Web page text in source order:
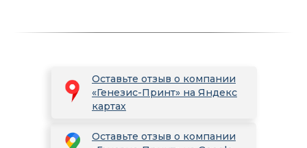
Оставьте отзыв о компании
Оставьте отзыв о компании
«Генезис-Принт» на Яндекс
картах